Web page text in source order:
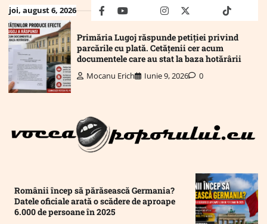
Skip
to
content
joi, august 6, 2026 facebookyoutubeMailinstagram
twitter truthtiktok
Primăria Lugoj răspunde petiției privind
parcările cu plată. Cetățenii cer acum
documentele care au stat la baza hotărârii
Mocanu Erich Iunie 9, 2026 0
Românii încep să părăsească Germania?
Datele oficiale arată o scădere de aproape
6.000 de persoane în 2025